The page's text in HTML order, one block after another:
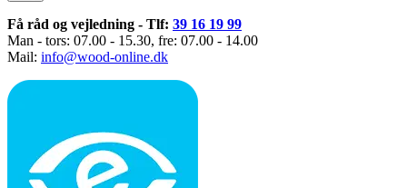
Få råd og vejledning - Tlf: 39 16 19 99
Man - tors: 07.00 - 15.30, fre: 07.00 - 14.00
Mail: info@wood-online.dk